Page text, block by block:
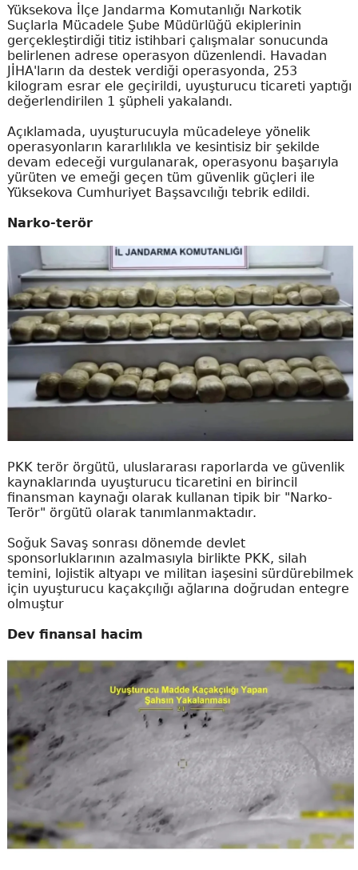
Yüksekova İlçe Jandarma Komutanlığı Narkotik
Suçlarla Mücadele Şube Müdürlüğü ekiplerinin
gerçekleştirdiği titiz istihbari çalışmalar sonucunda
belirlenen adrese operasyon düzenlendi. Havadan
JİHA'ların da destek verdiği operasyonda, 253
kilogram esrar ele geçirildi, uyuşturucu ticareti yaptığı
değerlendirilen 1 şüpheli yakalandı.
Açıklamada, uyuşturucuyla mücadeleye yönelik
operasyonların kararlılıkla ve kesintisiz bir şekilde
devam edeceği vurgulanarak, operasyonu başarıyla
yürüten ve emeği geçen tüm güvenlik güçleri ile
Yüksekova Cumhuriyet Başsavcılığı tebrik edildi.
Narko-terör
PKK terör örgütü, uluslararası raporlarda ve güvenlik
kaynaklarında uyuşturucu ticaretini en birincil
finansman kaynağı olarak kullanan tipik bir "Narko-
Terör" örgütü olarak tanımlanmaktadır.
Soğuk Savaş sonrası dönemde devlet
sponsorluklarının azalmasıyla birlikte PKK, silah
temini, lojistik altyapı ve militan iaşesini sürdürebilmek
için uyuşturucu kaçakçılığı ağlarına doğrudan entegre
olmuştur
Dev finansal hacim